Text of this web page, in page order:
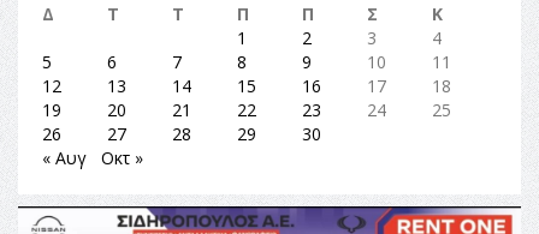
Δ
Τ Τ Π Π Σ
Κ
1
2 3
4
5
6 7 8 9 10
11
12
13 14 15 16 17
18
19
20 21 22 23 24
25
26
27 28 29
30
« Αυγ
Οκτ »